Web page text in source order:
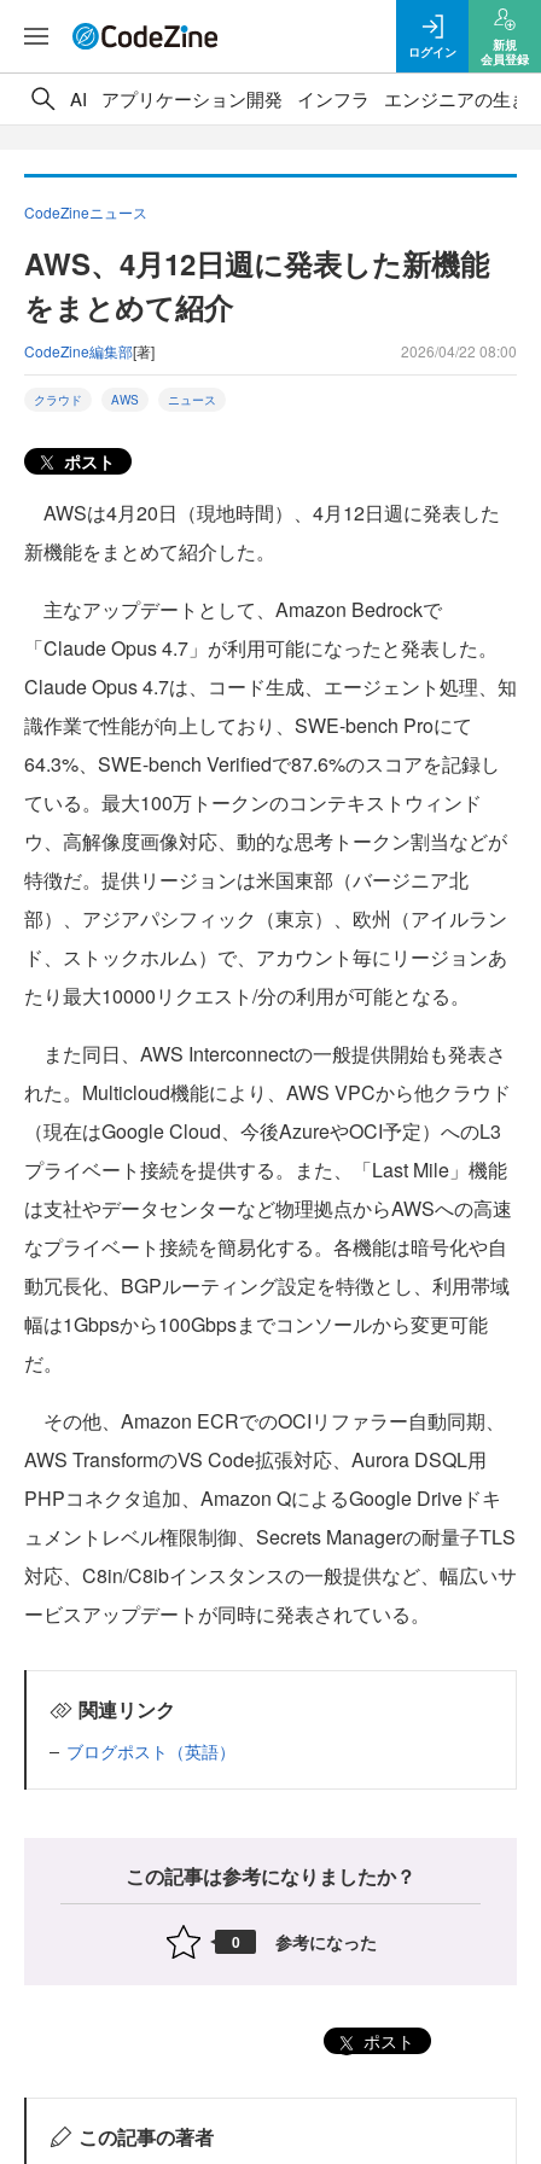
ログイン
新規
会員登録
AI アプリケーション開発 インフラ エンジニアの生き
CodeZineニュース
AWS、4月12日週に発表した新機能
をまとめて紹介
CodeZine編集部[著] 2026/04/22 08:00
クラウド AWS ニュース
ポスト
AWSは4月20日（現地時間）、4月12日週に発表した
新機能をまとめて紹介した。
主なアップデートとして、Amazon Bedrockで
「Claude Opus 4.7」が利用可能になったと発表した。
Claude Opus 4.7は、コード生成、エージェント処理、知
識作業で性能が向上しており、SWE-bench Proにて
64.3%、SWE-bench Verifiedで87.6%のスコアを記録し
ている。最大100万トークンのコンテキストウィンド
ウ、高解像度画像対応、動的な思考トークン割当などが
特徴だ。提供リージョンは米国東部（バージニア北
部）、アジアパシフィック（東京）、欧州（アイルラン
ド、ストックホルム）で、アカウント毎にリージョンあ
たり最大10000リクエスト/分の利用が可能となる。
また同日、AWS Interconnectの一般提供開始も発表さ
れた。Multicloud機能により、AWS VPCから他クラウド
（現在はGoogle Cloud、今後AzureやOCI予定）へのL3
プライベート接続を提供する。また、「Last Mile」機能
は支社やデータセンターなど物理拠点からAWSへの高速
なプライベート接続を簡易化する。各機能は暗号化や自
動冗長化、BGPルーティング設定を特徴とし、利用帯域
幅は1Gbpsから100Gbpsまでコンソールから変更可能
だ。
その他、Amazon ECRでのOCIリファラー自動同期、
AWS TransformのVS Code拡張対応、Aurora DSQL用
PHPコネクタ追加、Amazon QによるGoogle Driveドキ
ュメントレベル権限制御、Secrets Managerの耐量子TLS
対応、C8in/C8ibインスタンスの一般提供など、幅広いサ
ービスアップデートが同時に発表されている。
関連リンク
ブログポスト（英語）
この記事は参考になりましたか？
0 参考になった
ポスト
この記事の著者